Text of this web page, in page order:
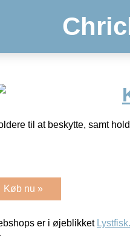
til at beskytte, samt
Køb nu »
er i øjeblikket